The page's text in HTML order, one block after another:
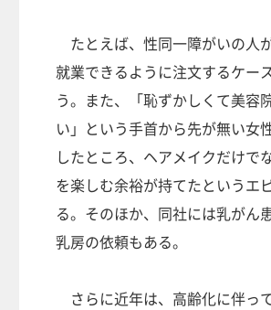
たとえば、性同一障がいの人
就業できるように注文するケー
う。また、「恥ずかしくて美容
い」という手首から先が無い女
したところ、ヘアメイクだけで
を楽しむ余裕が持てたというエ
る。そのほか、同社には乳がん
乳房の依頼もある。
さらに近年は、高齢化に伴っ